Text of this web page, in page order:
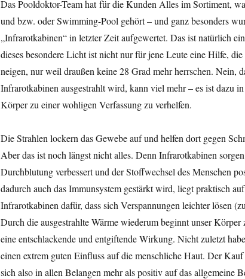
Das Pooldoktor-Team hat für die Kunden Alles im Sortiment,
und bzw. oder Swimming-Pool gehört – und ganz besonders
„Infrarotkabinen“ in letzter Zeit aufgewertet. Das ist natürlich
dieses besondere Licht ist nicht nur für jene Leute eine Hilfe,
neigen, nur weil draußen keine 28 Grad mehr herrschen. Nein,
Infrarotkabinen ausgestrahlt wird, kann viel mehr – es ist dazu
Körper zu einer wohligen Verfassung zu verhelfen.
Die Strahlen lockern das Gewebe auf und helfen dort gegen
Aber das ist noch längst nicht alles. Denn Infrarotkabinen
Durchblutung verbessert und der Stoffwechsel des Menschen
dadurch auch das Immunsystem gestärkt wird, liegt praktisch
Infrarotkabinen dafür, dass sich Verspannungen leichter lösen
Durch die ausgestrahlte Wärme wiederum beginnt unser Körper
eine entschlackende und entgiftende Wirkung. Nicht zuletzt
einen extrem guten Einfluss auf die menschliche Haut. Der
sich also in allen Belangen mehr als positiv auf das allgemeine